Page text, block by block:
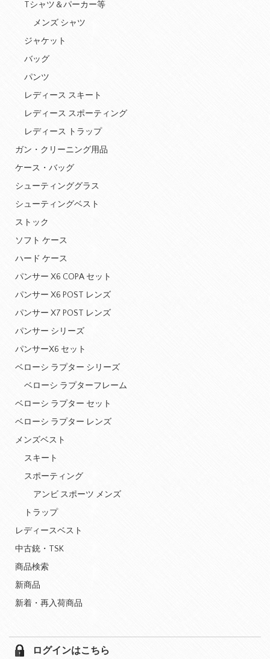
Tシャツ＆パーカー等
メンズ シャツ
ジャケット
バッグ
パンツ
レディース スキート
レディース スポーティング
レディース トラップ
ガン・クリーニング用品
ケース・バッグ
シューティンググラス
シューティングベスト
ストック
ソフト ケース
ハード ケース
パンサー X6 COPA セット
パンサー X6 POST レンズ
パンサー X7 POST レンズ
パンサー シリーズ
パンサーX6 セット
ベローシ ラプター シリーズ
ベローシ ラプターフレーム
ベローシ ラプター セット
ベローシ ラプター レンズ
メンズベスト
スキート
スポーティング
アンビ スポーツ メンズ
トラップ
レディースベスト
中古銃・TSK
商品検索
新商品
新着・再入荷商品
ログインはこちら